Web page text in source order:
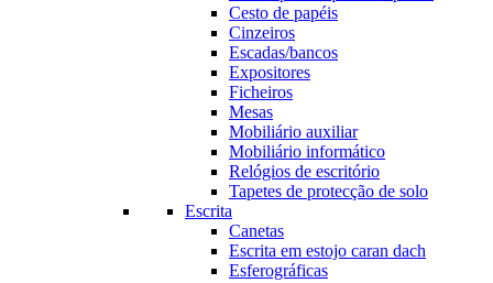
Cesto de papéis
Cinzeiros
Escadas/bancos
Expositores
Ficheiros
Mesas
Mobiliário auxiliar
Mobiliário informático
Relógios de escritório
Tapetes de protecção de solo
Escrita
Canetas
Escrita em estojo caran dach
Esferográficas